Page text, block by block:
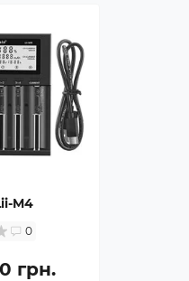
M4
0
грн.